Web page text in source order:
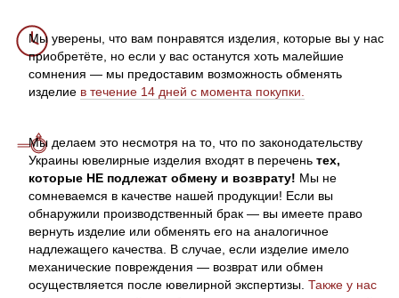
Мы уверены, что вам понравятся изделия, которые вы у нас
приобретёте, но если у вас останутся хоть малейшие
сомнения — мы предоставим возможность обменять
изделие в течение 14 дней с момента покупки.
Мы делаем это несмотря на то, что по законодательству
Украины ювелирные изделия входят в перечень тех,
которые НЕ подлежат обмену и возврату! Мы не
сомневаемся в качестве нашей продукции! Если вы
обнаружили производственный брак — вы имеете право
вернуть изделие или обменять его на аналогичное
надлежащего качества. В случае, если изделие имело
механические повреждения — возврат или обмен
осуществляется после ювелирной экспертизы. Также у нас